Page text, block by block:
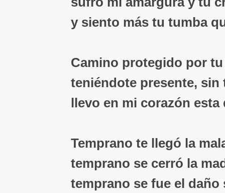
y siento más tu tumba
Camino protegido por
teniéndote presente, sin
llevo en mi corazón
Temprano te llegó la
temprano se cerró la
temprano se fue el daño